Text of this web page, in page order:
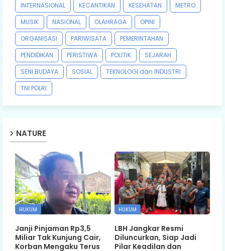
INTERNASIONAL
KECANTIKAN KESEHATAN
METRO
MUSIK
NASIONAL OLAHRAGA
OPINI
ORGANISASI
PARIWISATA
PEMERINTAHAN
PENDIDIKAN
PERISTIWA POLITIK
SEJARAH
SENI BUDAYA
SOSIAL
TEKNOLOGI dan INDUSTRI
TNI POLRI
NATURE
HUKUM
Janji Pinjaman Rp3,5
Miliar Tak Kunjung Cair,
Korban Mengaku Terus
HUKUM
LBH Jangkar Resmi
Diluncurkan, Siap Jadi
Pilar Keadilan dan